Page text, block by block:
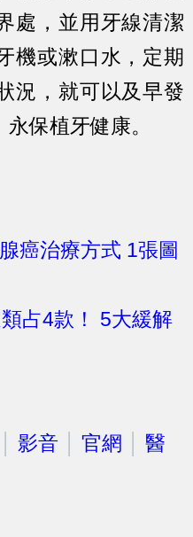
處，並用牙線清潔
機或漱口水，定期
況，就可以及早發
保植牙健康。
癌治療方式 1張圖
占4款！ 5大緩解
影音 官網
醫